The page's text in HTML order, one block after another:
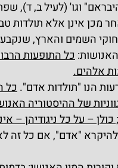
וגו' (לעיל ב, ד),
מכן אינן אלא תולדות
השמים והארץ,
כל התופעות
אלהים.
הנו "תולדות אדם". כל
של ההיסטוריה
– על כל ניגודיהן –
"אדם", אם כל זה